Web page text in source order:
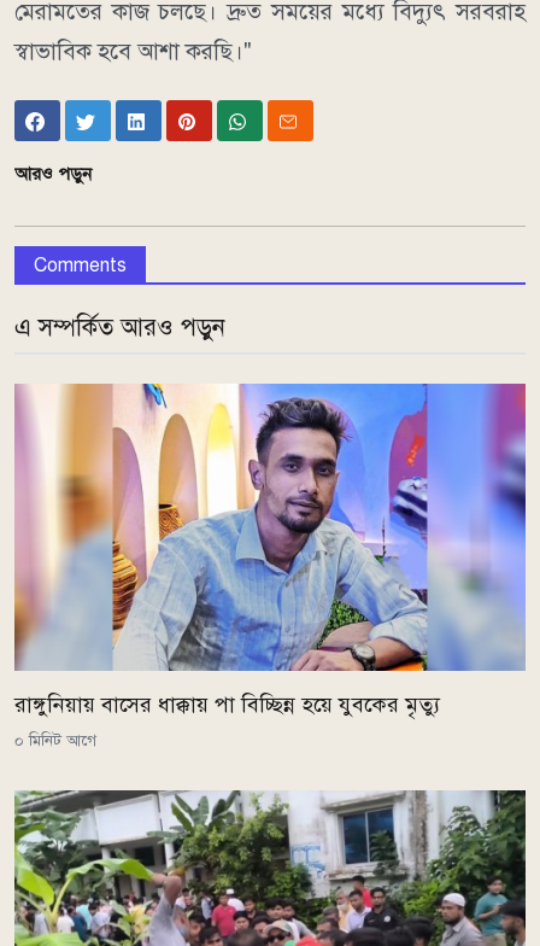
মেরামতের কাজ চলছে। দ্রুত সময়ের মধ্যে বিদ্যুৎ সরবরাহ
স্বাভাবিক হবে আশা করছি।"
আরও পড়ুন
Comments
এ সম্পর্কিত আরও পড়ুন
রাঙ্গুনিয়ায় বাসের ধাক্কায় পা বিচ্ছিন্ন হয়ে যুবকের মৃত্যু
০ মিনিট আগে